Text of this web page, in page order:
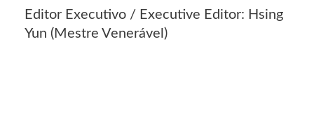
Editor Executivo / Executive Editor: Hsing
Yun (Mestre Venerável)